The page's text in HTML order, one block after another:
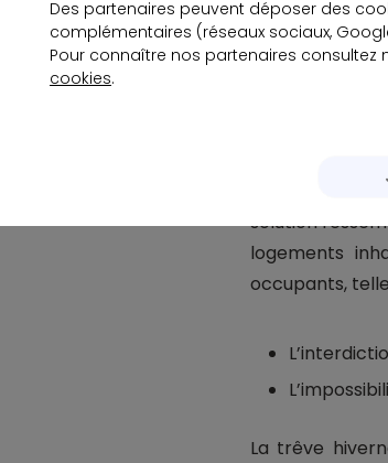
Sans
Le Droit au
locataires qui
solution
logements
occupants,
La trêve
Des partenaires peuvent déposer des
complémentaires (réseaux sociaux,
Pour connaître nos partenaires consultez
cookies.